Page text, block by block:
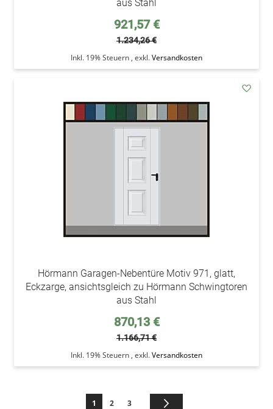
aus Stahl
Sonderpreis
921,57 €
1.234,26 €
Inkl. 19% Steuern , exkl.Versandkosten
Hörmann Garagen-Nebentüre Motiv 971, glatt,
Eckzarge, ansichtsgleich zu Hörmann Schwingtoren
aus Stahl
Sonderpreis
870,13 €
1.166,71 €
Inkl. 19% Steuern , exkl.Versandkosten
Seite
Sie lesen gerade die Seite
1 Seite
2 Seite
3